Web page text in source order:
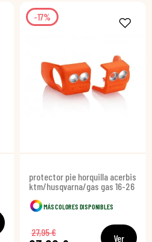
-17%
protector pie horquilla acerbis
ktm/husqvarna/gas gas 16-26
MÁS COLORES DISPONIBLES
27,95 € Ver